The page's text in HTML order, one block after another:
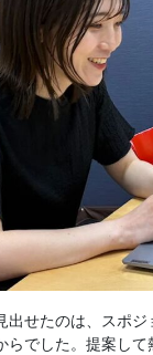
出せたのは、スポ
らでした。提案し